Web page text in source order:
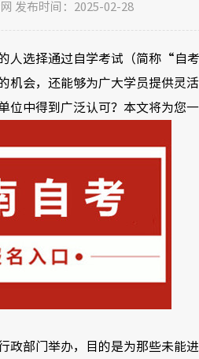
发布时间：2025-02-28
人选择通过自学考试（简称“自
会，还能够为广大学员提供灵
中得到广泛认可？本文将为您一
政部门举办，目的是为那些未能